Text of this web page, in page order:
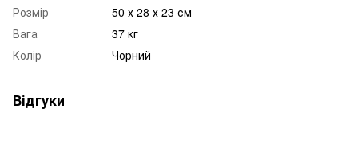
Розмір
50 х 28 х 23 см
Вага
37 кг
Колір
Чорний
Відгуки